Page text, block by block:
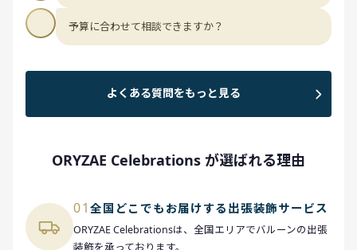
予算に合わせて相談できますか？
よくある質問をもっと見る
ORYZAE Celebrations が選ばれる理由
01全国どこでもお届けする出張装飾サービス
ORYZAE Celebrationsは、全国エリアでバルーンの出張
装飾を承っております。